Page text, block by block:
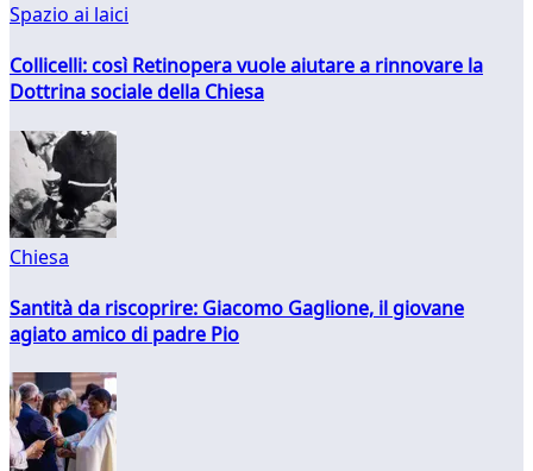
Spazio ai laici
Collicelli: così Retinopera vuole aiutare a rinnovare la
Dottrina sociale della Chiesa
Chiesa
Santità da riscoprire: Giacomo Gaglione, il giovane
agiato amico di padre Pio